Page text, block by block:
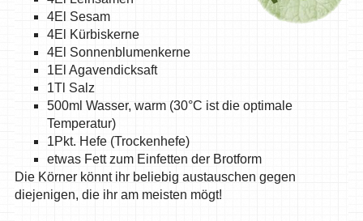
4El Sesam
4El Kürbiskerne
4El Sonnenblumenkerne
1El Agavendicksaft
1Tl Salz
500ml Wasser, warm (30°C ist die optimale
Temperatur)
1Pkt. Hefe (Trockenhefe)
etwas Fett zum Einfetten der Brotform
Die Körner könnt ihr beliebig austauschen gegen
diejenigen, die ihr am meisten mögt!